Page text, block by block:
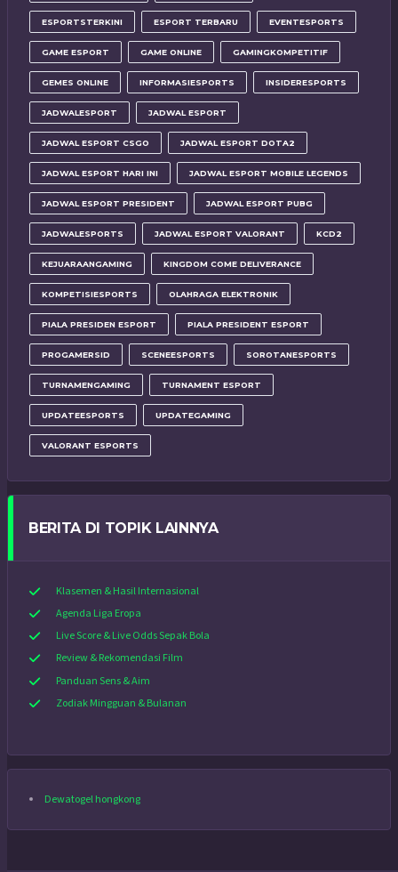
ESPORTSTERKINI ESPORT TERBARU EVENTESPORTS
GAME ESPORT GAME ONLINE GAMINGKOMPETITIF
GEMES ONLINE INFORMASIESPORTS INSIDERESPORTS
JADWALESPORT JADWAL ESPORT
JADWAL ESPORT CSGO JADWAL ESPORT DOTA2
JADWAL ESPORT HARI INI JADWAL ESPORT MOBILE LEGENDS
JADWAL ESPORT PRESIDENT JADWAL ESPORT PUBG
JADWALESPORTS JADWAL ESPORT VALORANT KCD2
KEJUARAANGAMING KINGDOM COME DELIVERANCE
KOMPETISIESPORTS OLAHRAGA ELEKTRONIK
PIALA PRESIDEN ESPORT PIALA PRESIDENT ESPORT
PROGAMERSID SCENEESPORTS SOROTANESPORTS
TURNAMENGAMING TURNAMENT ESPORT
UPDATEESPORTS UPDATEGAMING
VALORANT ESPORTS
BERITA DI TOPIK LAINNYA
Klasemen & Hasil Internasional
Agenda Liga Eropa
Live Score & Live Odds Sepak Bola
Review & Rekomendasi Film
Panduan Sens & Aim
Zodiak Mingguan & Bulanan
Dewatogel hongkong